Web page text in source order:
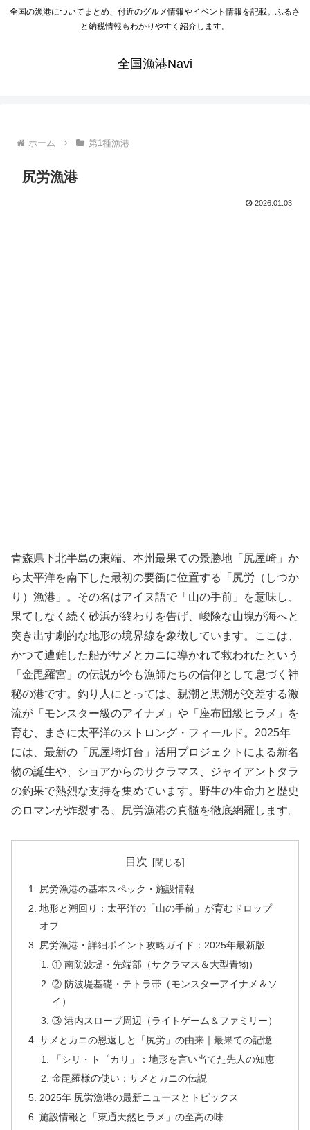
全国の漁港についてまとめ、付近のグルメ情報やイベント情報を記載。ふるさ
と納税情報もわかりやすく紹介します。
全国漁港Navi
ホーム 第1種漁港
尻労漁港
2026.01.03
青森県下北半島の東端、本州最果ての景勝地「尻屋崎」か
ら太平洋を南下した最初の要衝に位置する「尻労（しつか
り）漁港」。その名はアイヌ語で「山の手前」を意味し、
果てしなく続く砂浜が終わりを告げ、峻険な山塊が海へと
突き出す劇的な地形の境界線を象徴しています。ここは、
かつて遭難した船がサメとカニに導かれて救われたという
「金毘羅宮」の伝説が今も漁師たちの信仰として息づく神
秘の港です。釣り人にとっては、親潮と黒潮が交差する激
流が「モンスター級のアイナメ」や「座布団級ヒラメ」を
育む、まさに太平洋のストロング・フィールド。2025年
には、最新の「尻屋埼灯台」活用プロジェクトによる新名
物の誕生や、ショアからのサクラマス、ジャイアントタラ
の釣果で熱烈な支持を集めています。野生の生命力と歴史
のロマンが炸裂する、尻労漁港の真髄を徹底網羅します。
目次
尻労漁港の基本スペック・施設情報
地形と潮回り：太平洋の「山の手前」が育むドロップ
オフ
尻労漁港・詳細ポイント攻略ガイド：2025年最新版
① 南防波堤・先端部（サクラマス＆大型青物）
② 防波堤基礎・テトラ帯（モンスターアイナメ＆ソ
イ）
③ 港内スロープ周辺（ライトゲーム＆ファミリー）
サメとカニの恩返しと「尻労」の由来｜最果ての記憶
「シリ・ト゜カリ」：地形を言い当てた先人の知恵
金毘羅様の使い：サメとカニの伝説
2025年 尻労漁港の最新ニュースとトピックス
施設情報と「東通天然ヒラメ」の至高の味